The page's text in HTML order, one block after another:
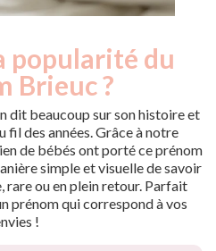
popularité du
Brieuc ?
dit beaucoup sur son histoire et
fil des années. Grâce à notre
de bébés ont porté ce prénom
simple et visuelle de savoir
rare ou en plein retour. Parfait
prénom qui correspond à vos
!